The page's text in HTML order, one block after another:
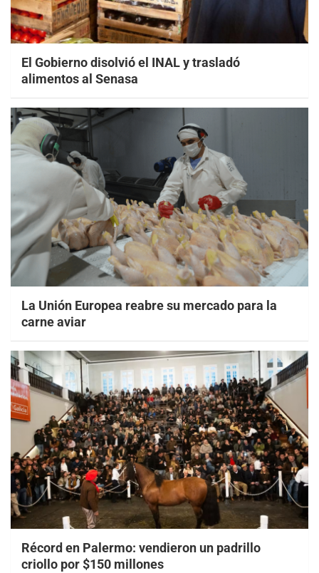
El Gobierno disolvió el INAL y trasladó
alimentos al Senasa
La Unión Europea reabre su mercado para la
carne aviar
Récord en Palermo: vendieron un padrillo
criollo por $150 millones